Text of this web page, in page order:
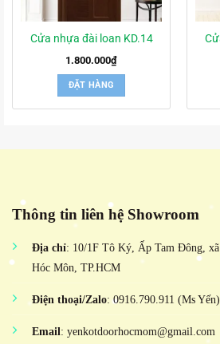
Cửa nhựa đài loan KD.14
1.800.000₫
ĐẶT HÀNG
Thông tin liên hệ Showroom
Địa chỉ: 10/1F Tô Ký, Ấp Tam Đông,
Hóc Môn, TP.HCM
Điện thoại/Zalo: 0916.790.911 (Ms Yến)
Email: yenkotdoorhocmom@gmail.com